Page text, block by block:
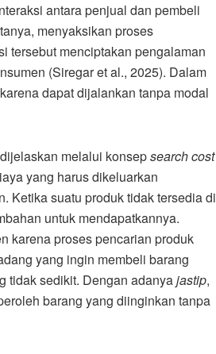
antara penjual dan pembeli
menyaksikan proses
tersebut menciptakan pengalaman
(Siregar et al., 2025). Dalam
dapat dijalankan tanpa modal
melalui konsepsearch cost
yang harus dikeluarkan
Ketika suatu produk tidak tersedia di
untuk mendapatkannya.
karena proses pencarian produk
yang ingin membeli barang
tidak sedikit. Dengan adanyajastip,
barang yang diinginkan tanpa